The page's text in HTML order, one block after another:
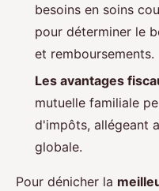
besoins en soins
pour déterminer le
et remboursements.
Les avantages
mutuelle familiale
d'impôts, allégeant
globale.
Pour dénicher la